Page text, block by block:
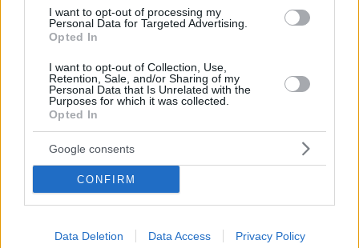
I want to opt-out of processing my
Personal Data for Targeted Advertising.
Opted In
I want to opt-out of Collection, Use,
Retention, Sale, and/or Sharing of my
Personal Data that Is Unrelated with the
Purposes for which it was collected.
Opted In
Google consents
CONFIRM
Data Deletion Data Access Privacy Policy
potuto “appenderlo all’asta della bandiera per i pantaloni, solo
per l’estetica”. In seguito, Magyar avrebbe chiesto al
personale di sicurezza di scortare Havasi dall’edificio,
la proprietà appartiene ora al Ministero degli Affari Sociali e
dell’Infanzia.
Venerdì, Havasi era presente anche quando i sostenitori di
Péter Magyar hanno iniziato a smantellare le barriere vicino al
complesso carmelitano.
Parlando con Telex
scherzato sul fatto che deciderà da solo come spendere la sua
indennità di licenziamento prevista dalla legge, menzionando
l’istruzione dei suoi figli e la sostituzione dei pneumatici
Avete sentito:Il nuovo governo ungherese licenzia i